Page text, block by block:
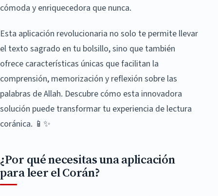
cómoda y enriquecedora que nunca.
Esta aplicación revolucionaria no solo te permite llevar
el texto sagrado en tu bolsillo, sino que también
ofrece características únicas que facilitan la
comprensión, memorización y reflexión sobre las
palabras de Allah. Descubre cómo esta innovadora
solución puede transformar tu experiencia de lectura
coránica. 📱✨
¿Por qué necesitas una aplicación
para leer el Corán?